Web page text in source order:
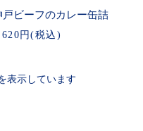
戸ビーフのカレー缶詰
円(税込)
表示しています